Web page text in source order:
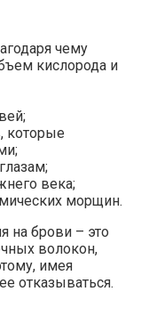
чему
кислорода и
которые
века;
морщин.
на брови – это
волокон,
имея
отказываться.